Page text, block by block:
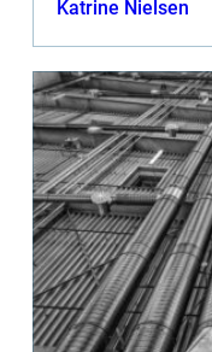
Katrine Nielsen